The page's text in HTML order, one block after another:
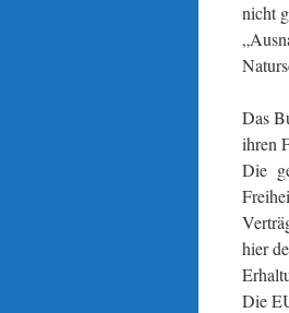
nicht
Das
ihren
Die
hier
Die